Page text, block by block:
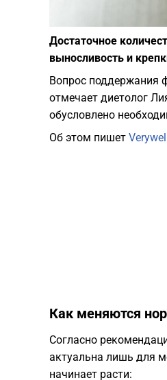
Достаточное
выносливость и
Вопрос поддержания
отмечает диетолог
обусловлено
Об этом пишет
​Как меняются
​Согласно
актуальна лишь для
начинает расти: